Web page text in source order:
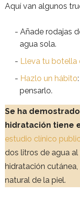
Aquí van algunos
Añade rodajas
agua sola.
Lleva tu botella
Hazlo un hábito
pensarlo.
Se ha
hidratación tiene
estudio clínico
dos litros de agua
hidratación
natural de la piel.